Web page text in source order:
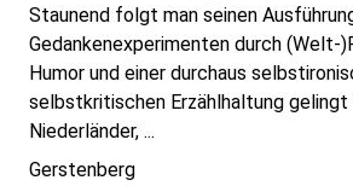
Staunend folgt man seinen
Gedankenexperimenten durch (Welt-
Humor und einer durchaus
selbstkritischen Erzählhaltung gelingt
Niederländer, ...
Gerstenberg